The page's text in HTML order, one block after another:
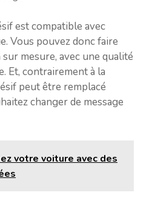
est compatible avec
Vous pouvez donc faire
mesure, avec une qualité
Et, contrairement à la
peut être remplacé
changer de message
votre voiture avec des